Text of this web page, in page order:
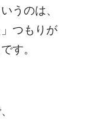
うのは、
つもりが
す。